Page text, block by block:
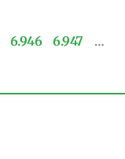
6.946 6.947
…